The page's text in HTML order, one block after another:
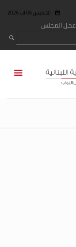
الخميس 06 آب 2026
عمل المجلس